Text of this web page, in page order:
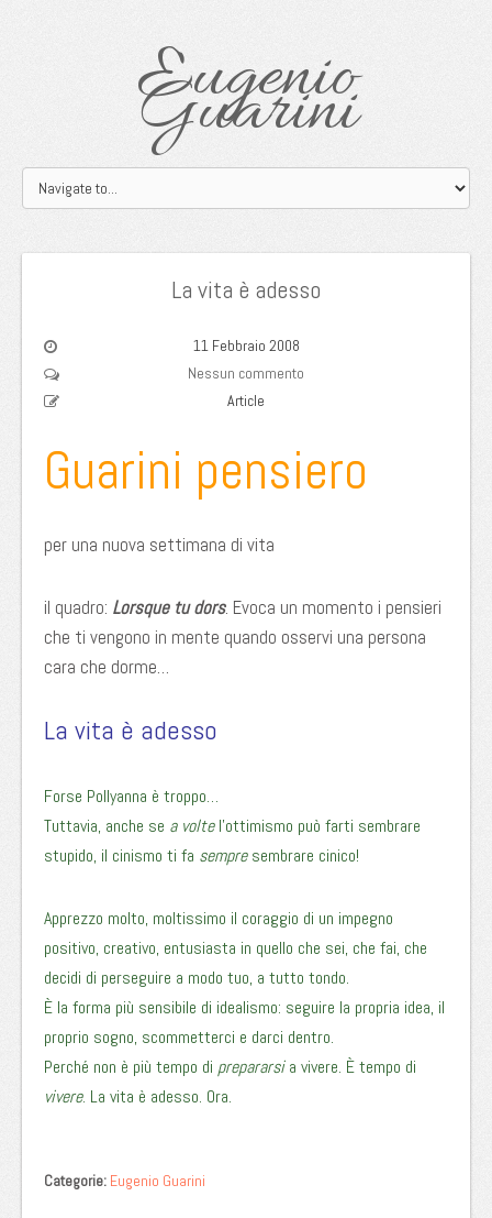
Eugenio
Guarini
La vita è adesso
11 Febbraio 2008
Nessun commento
Article
Guarini pensiero
per una nuova settimana di vita
il quadro: Lorsque tu dors. Evoca un momento i pensieri
che ti vengono in mente quando osservi una persona
cara che dorme…
La vita è adesso
Forse Pollyanna è troppo…
Tuttavia, anche se a voltel’ottimismo può farti sembrare
stupido, il cinismo ti fa sempresembrare cinico!
Apprezzo molto, moltissimo il coraggio di un impegno
positivo, creativo, entusiasta in quello che sei, che fai, che
decidi di perseguire a modo tuo, a tutto tondo.
È la forma più sensibile di idealismo: seguire la propria idea, il
proprio sogno, scommetterci e darci dentro.
Perché non è più tempo di prepararsia vivere. È tempo di
vivere. La vita è adesso. Ora.
Categorie: Eugenio Guarini